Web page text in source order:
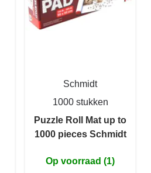
Schmidt
1000 stukken
Puzzle Roll Mat up to
1000 pieces Schmidt
Op voorraad (1)